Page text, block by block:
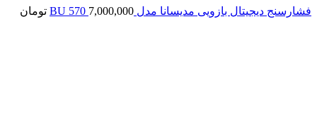
فشارسنج دیجیتال بازویی مدیسانا مدل BU 570 7,000,000 تومان